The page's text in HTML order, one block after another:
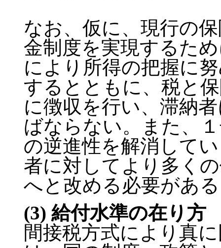
なお、仮に、現行の
金制度を実現するた
により所得の把握に
するとともに、税と
に徴収を行い、滞納
ばならない。また、
の逆進性を解消して
者に対してより多く
へと改める必要があ
(3) 給付水準の在り方
間接税方式により真